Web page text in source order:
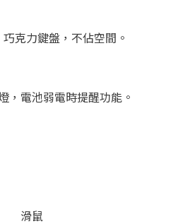
巧克力鍵盤，不佔空間。
，電池弱電時提醒功能。
滑鼠